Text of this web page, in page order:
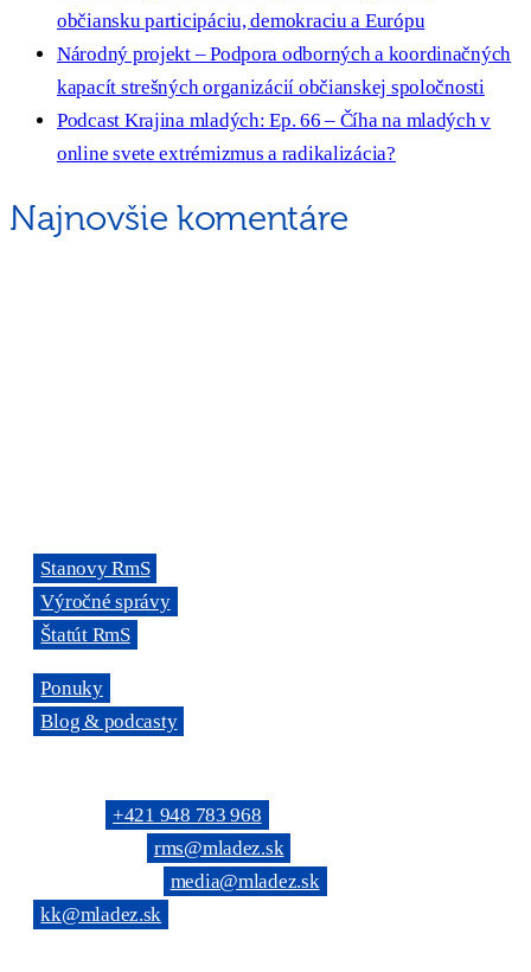
občiansku participáciu, demokraciu a Európu
Národný projekt – Podpora odborných a koordinačných
kapacít strešných organizácií občianskej spoločnosti
Podcast Krajina mladých: Ep. 66 – Číha na mladých v
online svete extrémizmus a radikalizácia?
Najnovšie komentáre
Stanovy RmS
Výročné správy
Štatút RmS
Ponuky
Blog & podcasty
+421 948 783 968
rms@mladez.sk
media@mladez.sk
kk@mladez.sk